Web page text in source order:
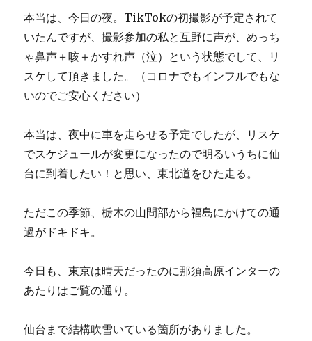
本当は、今日の夜。TikTokの初撮影が予定されて
いたんですが、撮影参加の私と互野に声が、めっち
ゃ鼻声＋咳＋かすれ声（泣）という状態でして、リ
スケして頂きました。（コロナでもインフルでもな
いのでご安心ください）
本当は、夜中に車を走らせる予定でしたが、リスケ
でスケジュールが変更になったので明るいうちに仙
台に到着したい！と思い、東北道をひた走る。
ただこの季節、栃木の山間部から福島にかけての通
過がドキドキ。
今日も、東京は晴天だったのに那須高原インターの
あたりはご覧の通り。
仙台まで結構吹雪いている箇所がありました。